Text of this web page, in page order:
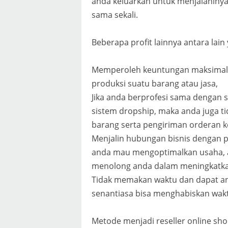
sama sekali.
Beberapa profit lainnya antara lain
Memperoleh keuntungan
produksi suatu barang atau jasa,
Jika anda berprofesi sama
sistem dropship, maka anda juga
barang serta pengiriman orderan
Menjalin hubungan bisnis dengan
anda mau mengoptimalkan
menolong anda dalam
Tidak memakan waktu dan dapat
senantiasa bisa menghabiskan
Metode menjadi reseller online